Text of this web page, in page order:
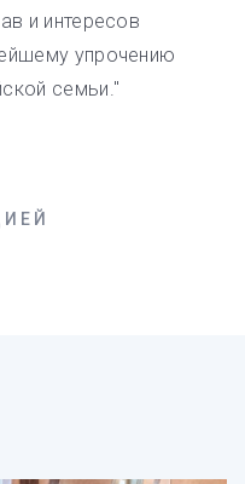
и интересов
упрочению
семьи."